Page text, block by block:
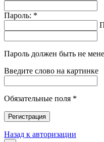
Пароль: *
Пароль должен быть не
Введите слово на картинке
Обязательные поля *
Регистрация
Назад к авторизации